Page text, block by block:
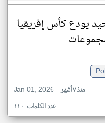
يودع كأس إفريقيا
Jan 01, 2026
منذ ٧ أشهر
عدد الكلمات: ١١٠